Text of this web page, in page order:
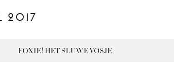
2017
FOXIE! HET SLUWE VOSJE